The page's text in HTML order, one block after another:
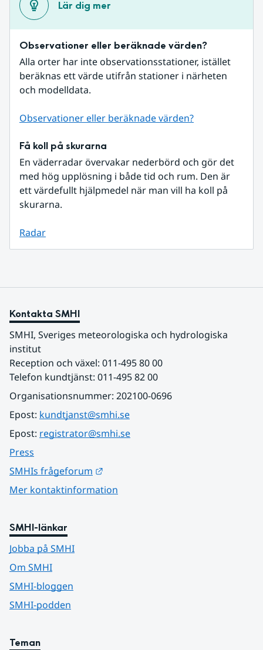
Lär dig mer
Observationer eller beräknade värden?
Alla orter har inte observationsstationer, istället
beräknas ett värde utifrån stationer i närheten
och modelldata.
Observationer eller beräknade värden?
Få koll på skurarna
En väderradar övervakar nederbörd och gör det
med hög upplösning i både tid och rum. Den är
ett värdefullt hjälpmedel när man vill ha koll på
skurarna.
Radar
Kontakta SMHI
SMHI, Sveriges meteorologiska och hydrologiska
institut
Reception och växel: 011-495 80 00
Telefon kundtjänst: 011-495 82 00
Organisationsnummer: 202100-0696
Epost: kundtjanst@smhi.se
Epost: registrator@smhi.se
Press
SMHIs frågeforum
Mer kontaktinformation
SMHI-länkar
Jobba på SMHI
Om SMHI
SMHI-bloggen
SMHI-podden
Teman